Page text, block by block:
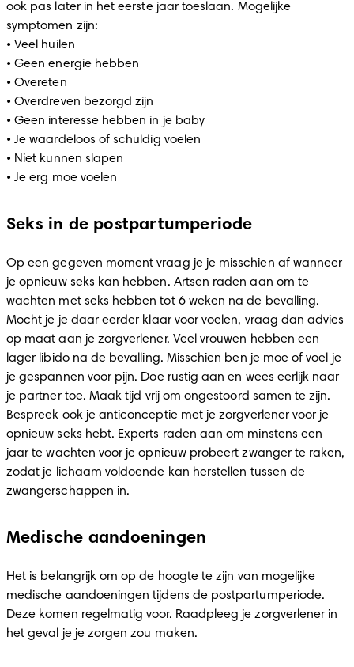
ook pas later in het eerste jaar toeslaan. Mogelijke
symptomen zijn:
• Veel huilen
• Geen energie hebben
• Overeten
• Overdreven bezorgd zijn
• Geen interesse hebben in je baby
• Je waardeloos of schuldig voelen
• Niet kunnen slapen
• Je erg moe voelen
Seks in de postpartumperiode
Op een gegeven moment vraag je je misschien af wanneer
je opnieuw seks kan hebben. Artsen raden aan om te
wachten met seks hebben tot 6 weken na de bevalling.
Mocht je je daar eerder klaar voor voelen, vraag dan advies
op maat aan je zorgverlener. Veel vrouwen hebben een
lager libido na de bevalling. Misschien ben je moe of voel je
je gespannen voor pijn. Doe rustig aan en wees eerlijk naar
je partner toe. Maak tijd vrij om ongestoord samen te zijn.
Bespreek ook je anticonceptie met je zorgverlener voor je
opnieuw seks hebt. Experts raden aan om minstens een
jaar te wachten voor je opnieuw probeert zwanger te raken,
zodat je lichaam voldoende kan herstellen tussen de
zwangerschappen in.
Medische aandoeningen
Het is belangrijk om op de hoogte te zijn van mogelijke
medische aandoeningen tijdens de postpartumperiode.
Deze komen regelmatig voor. Raadpleeg je zorgverlener in
het geval je je zorgen zou maken.